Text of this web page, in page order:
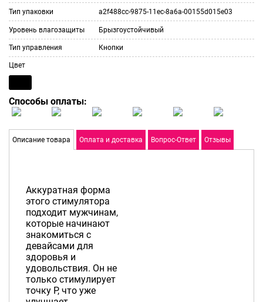
Тип упаковки a2f488cc-9875-11ec-8a6a-00155d015e03
Уровень влагозащиты Брызгоустойчивый
Тип управления Кнопки
Цвет
Способы оплаты:
Описание товара Оплата и доставка Вопрос-Ответ Отзывы
Аккуратная форма
этого стимулятора
подходит мужчинам,
которые начинают
знакомиться с
девайсами для
здоровья и
удовольствия. Он не
только стимулирует
точку P, что уже